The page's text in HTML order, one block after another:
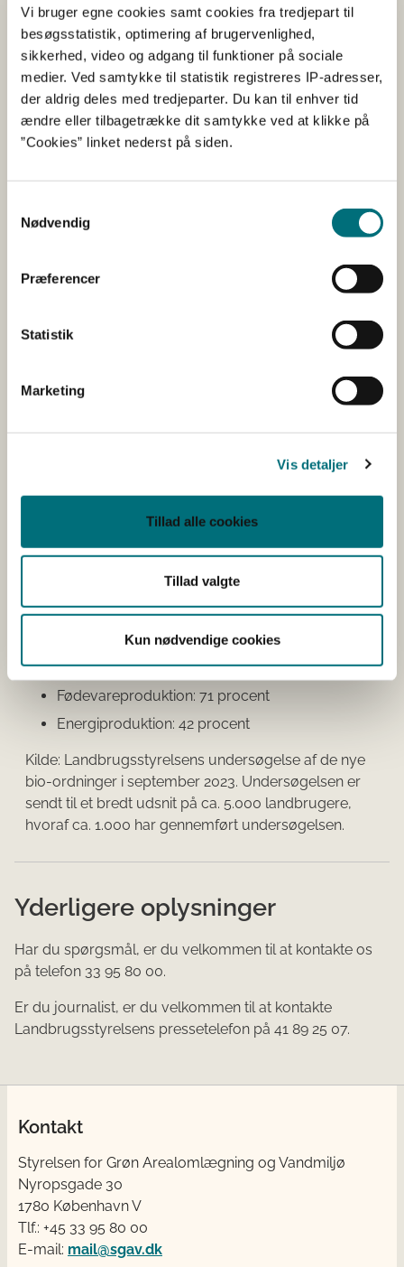
Vi bruger egne cookies samt cookies fra tredjepart til
besøgsstatistik, optimering af brugervenlighed,
sikkerhed, video og adgang til funktioner på sociale
medier. Ved samtykke til statistik registreres IP-adresser,
der aldrig deles med tredjeparter. Du kan til enhver tid
ændre eller tilbagetrække dit samtykke ved at klikke på
”Cookies” linket nederst på siden.
Nødvendig
Præferencer
Statistik
Marketing
Vis detaljer
Tillad alle cookies
Tillad valgte
Kun nødvendige cookies
endnu mere interessante at søge i 2024, ligesom vi gør
en stor indsats for at udbrede kendskabet til
ordningerne. Målet er at sikre høj søgning på ordninger,
der har fokus på natur, miljø, biodiversitet og klima,”
siger Anna de Klauman.
Landbrugsstyrelsen har lavet en hjemmeside, hvor man
Gå til hjemmesiden om bio-ordninger
Andel af landbrugere som har svaret meget vigtigt
eller vigtigt på følgende spørgsmål:
Svarmuligheder: Meget vigtigt, vigtigt, mindre vigtigt,
Natur: 95 procent
Miljø: 93 procent
Sund økonomi på bedriften: 88 procent
Biodiversitet: 85 procent
Klima: 81 procent
Fødevareproduktion: 71 procent
Energiproduktion: 42 procent
Kilde: Landbrugsstyrelsens undersøgelse af de nye
bio-ordninger i september 2023. Undersøgelsen er
sendt til et bredt udsnit på ca. 5.000 landbrugere,
hvoraf ca. 1.000 har gennemført undersøgelsen.
Yderligere oplysninger
Har du spørgsmål, er du velkommen til at kontakte os
på telefon 33 95 80 00.
Er du journalist, er du velkommen til at kontakte
Landbrugsstyrelsens pressetelefon på 41 89 25 07.
Kontakt
Styrelsen for Grøn Arealomlægning og Vandmiljø
Nyropsgade 30
1780 København V
Tlf.: +45 33 95 80 00
E-mail: mail@sgav.dk